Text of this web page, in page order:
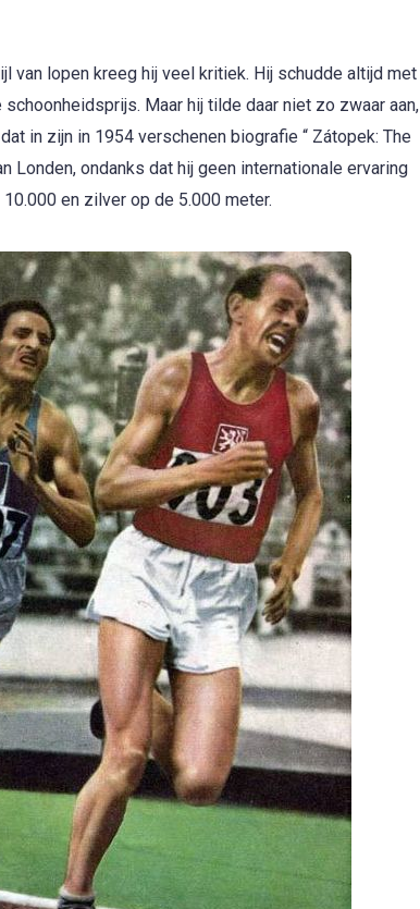
van lopen kreeg hij veel kritiek. Hij schudde altijd met
Maar hij tilde daar niet zo zwaar aan,
in zijn in 1954 verschenen biografie “ Zátopek: The
Londen, ondanks dat hij geen internationale ervaring
en zilver op de 5.000 meter.